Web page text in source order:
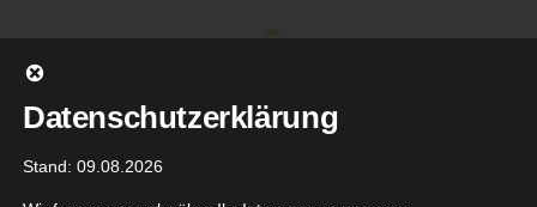
springen
Datenschutzerklärung
Stand: 09.08.2026